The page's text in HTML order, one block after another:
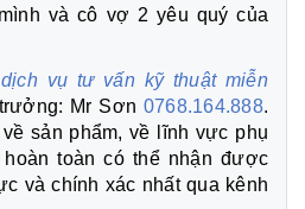
và cô vợ 2 yêu quý của
vụ tư vấn kỹ thuật miễn
Mr Sơn 0768.164.888.
sản phẩm, về lĩnh vực phụ
toàn có thể nhận được
và chính xác nhất qua kênh